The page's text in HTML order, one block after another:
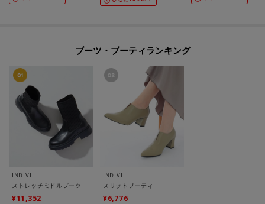
ブーツ・ブーティランキング
INDIVI
ストレッチミドルブーツ
¥11,352
INDIVI
スリットブーティ
¥6,776